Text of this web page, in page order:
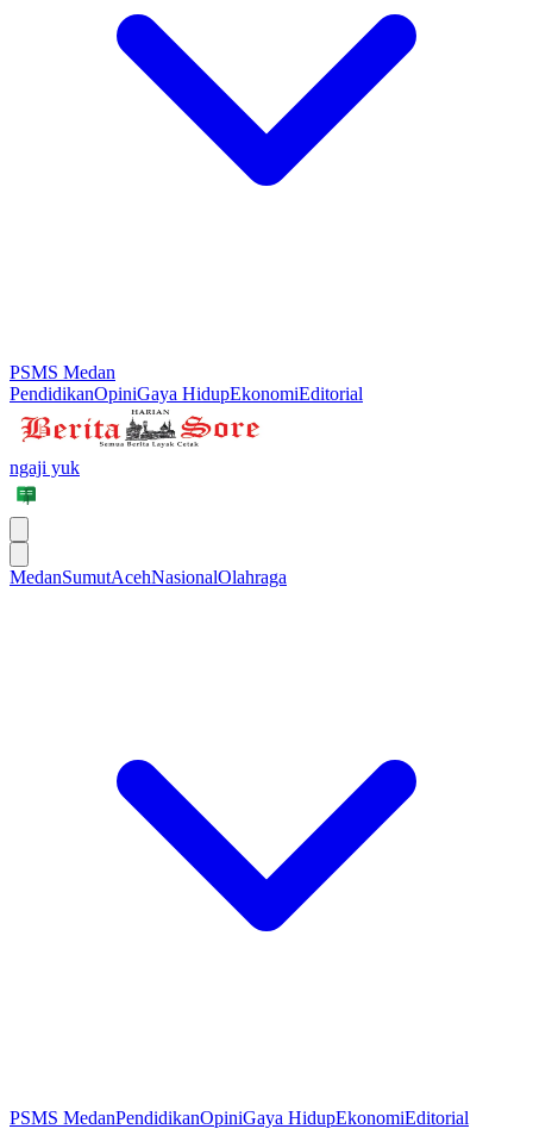
PSMS Medan
PendidikanOpiniGaya HidupEkonomiEditorial
ngaji yuk
MedanSumutAcehNasionalOlahraga
PSMS MedanPendidikanOpiniGaya HidupEkonomiEditorial